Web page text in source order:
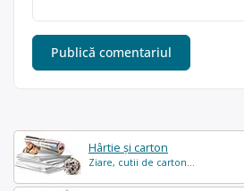
Hârtie și carton
Ziare, cutii de carton...